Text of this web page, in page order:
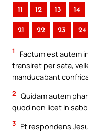
11 12 13 14
21 22 23 24
1
Factum est autem
transiret per sata,
manducabant
2 Quidam autem
quod non licet in
3 Et respondens